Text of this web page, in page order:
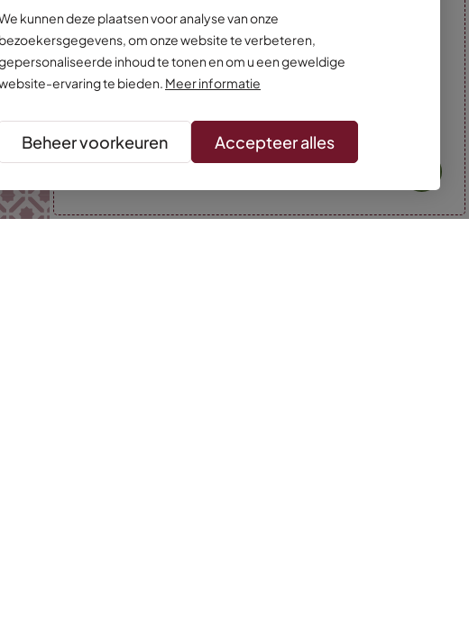
kunnen deze plaatsen voor analyse van onze
bezoekersgegevens, om onze website te verbeteren,
inhoud te tonen en om u een geweldige
ervaring te bieden. Meer informatie
Beheer voorkeuren Accepteer alles